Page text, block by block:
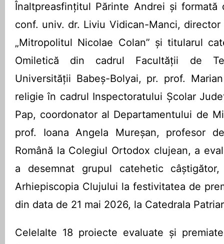
Înaltpreasfințitul Părinte Andrei și formată
conf. univ. dr. Liviu Vidican-Manci,
„Mitropolitul Nicolae Colan” și titularul
Omiletică din cadrul Facultății de
Universității Babeș-Bolyai, pr. prof.
religie în cadrul Inspectoratului Școlar
Pap, coordonator al Departamentului de
prof. Ioana Angela Mureșan, profesor
Română la Colegiul Ortodox clujean, a
a desemnat grupul catehetic
Arhiepiscopia Clujului la festivitatea de
din data de 21 mai 2026, la Catedrala
Celelalte 18 proiecte evaluate și